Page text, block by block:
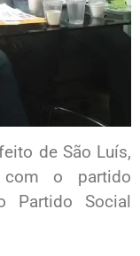
de São Luís,
com o partido
Partido Social